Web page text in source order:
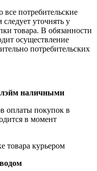
потребительские
уточнять у
товара. В обязанности
осуществление
потребительских
наличными
оплаты покупок в
в момент
товара курьером